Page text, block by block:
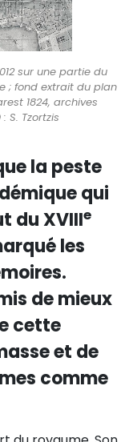
sur une partie du
; fond extrait du plan
1824, archives
S. Tzortzis
la peste
qui
du XVIIIe
les
de mieux
cette
et de
comme